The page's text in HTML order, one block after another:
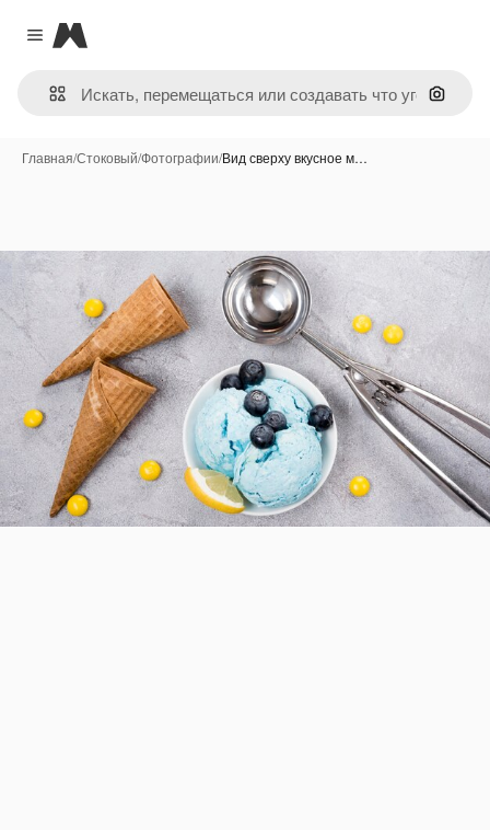
Close menu
Magnific
Поиск
Главная/Стоковый/Фотографии/Вид сверху вкусное м…